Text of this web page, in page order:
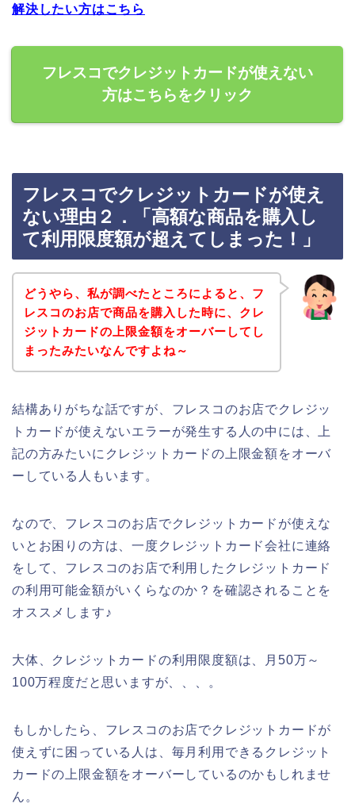
解決したい方はこちら
フレスコでクレジットカードが使えない
方はこちらをクリック
フレスコでクレジットカードが使え
ない理由２．「高額な商品を購入し
て利用限度額が超えてしまった！」
どうやら、私が調べたところによると、フ
レスコのお店で商品を購入した時に、クレ
ジットカードの上限金額をオーバーしてし
まったみたいなんですよね～
結構ありがちな話ですが、フレスコのお店でクレジッ
トカードが使えないエラーが発生する人の中には、上
記の方みたいにクレジットカードの上限金額をオーバ
ーしている人もいます。
なので、フレスコのお店でクレジットカードが使えな
いとお困りの方は、一度クレジットカード会社に連絡
をして、フレスコのお店で利用したクレジットカード
の利用可能金額がいくらなのか？を確認されることを
オススメします♪
大体、クレジットカードの利用限度額は、月50万～
100万程度だと思いますが、、、。
もしかしたら、フレスコのお店でクレジットカードが
使えずに困っている人は、毎月利用できるクレジット
カードの上限金額をオーバーしているのかもしれませ
ん。